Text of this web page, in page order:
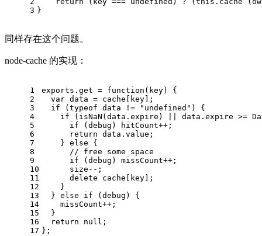
3 }
同样存在这个问题。
node-cache 的实现：
1
2
3
4
5
6
7
8
9
10
11
12
13
14
15
16
17
exports.get = function(key) {
  var data = cache[key];
  if (typeof data != "undefined") {
if (isNaN(data.expire) || data.expire >=
      if (debug) hitCount++;
      return data.value;
    } else {
      // free some space
      if (debug) missCount++;
      size--;
      delete cache[key];
    }
  } else if (debug) {
    missCount++;
  }
  return null;
};